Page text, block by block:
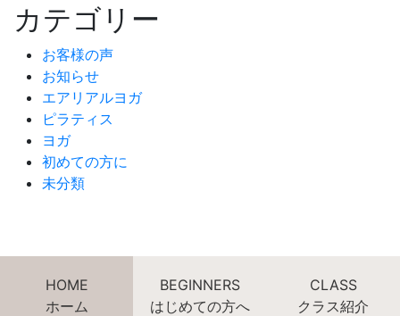
カテゴリー
お客様の声
お知らせ
エアリアルヨガ
ピラティス
ヨガ
初めての方に
未分類
HOME
ホーム
BEGINNERS
はじめての方へ
CLASS
クラス紹介